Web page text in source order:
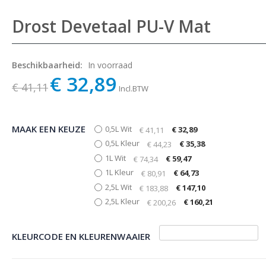
Drost Devetaal PU-V Mat
Beschikbaarheid: In voorraad
€ 41,11€ 32,89 Incl.BTW
MAAK EEN KEUZE 0,5L Wit € 41,11
€ 32,89
0,5L Kleur
€ 44,23
€ 35,38
1L Wit
€ 74,34
€ 59,47
1L Kleur
€ 80,91
€ 64,73
2,5L Wit
€ 183,88
€ 147,10
2,5L Kleur
€ 200,26 € 160,21
KLEURCODE EN KLEURENWAAIER